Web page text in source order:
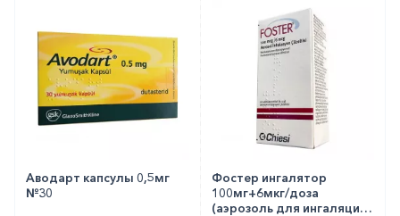
Вы можете заказать препарат с доставкой в
аптеку-партнёра в вашем городе. Для этого Вы
можете оформить бронирование на сайте или
заказать по телефону
8 800 301 52 86
(бесплатно
Аводарт капсулы 0,5мг
№30
Фостер ингалятор
100мг+6мкг/доза
(аэрозоль для ингаляций)